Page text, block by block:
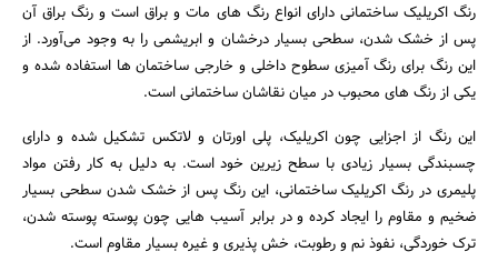
جستجو
رنگ اکریلیک ساختمانی دارای انواع رنگ‌ های مات و براق است و رنگ براق آن
پس‌ از خشک شدن، سطحی بسیار درخشان و ابریشمی را به وجود می‌آورد. از
این رنگ برای رنگ‌ آمیزی سطوح داخلی و خارجی ساختمان‌ ها استفاده‌ شده و
یکی از رنگ‌ های محبوب در میان نقاشان ساختمانی است.
این رنگ از اجزایی چون اکریلیک، پلی اورتان و لاتکس تشکیل شده و دارای
چسبندگی بسیار زیادی با سطح زیرین خود است. به دلیل به کار رفتن مواد
پلیمری در رنگ اکریلیک ساختمانی، این رنگ پس‌ از خشک شدن سطحی بسیار
ضخیم و مقاوم را ایجاد کرده و در برابر آسیب‌ هایی چون پوسته پوسته شدن،
ترک‌ خوردگی، نفوذ نم و رطوبت، خش پذیری و غیره بسیار مقاوم است.